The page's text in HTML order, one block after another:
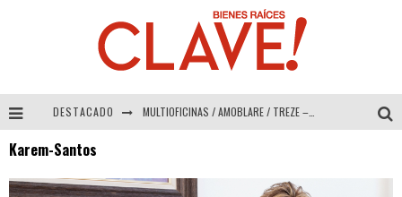
DESTACADO MULTIOFICINAS / AMOBLARE / TREZE – Especial Interiorismo & Decoración 2026
Karem-Santos